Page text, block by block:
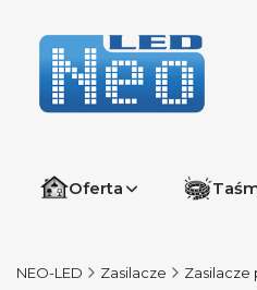
Oferta
NEO-LED Zasilacze